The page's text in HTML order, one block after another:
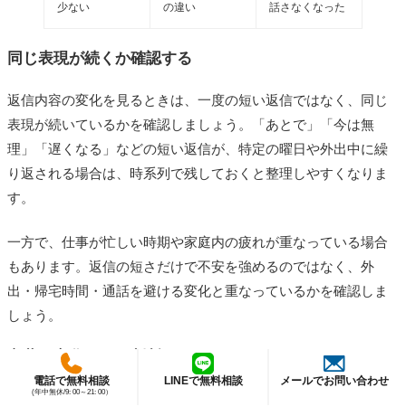
少ない
の違い
話さなくなった
同じ表現が続くか確認する
返信内容の変化を見るときは、一度の短い返信ではなく、同じ
表現が続いているかを確認しましょう。「あとで」「今は無
理」「遅くなる」などの短い返信が、特定の曜日や外出中に繰
り返される場合は、時系列で残しておくと整理しやすくなりま
す。
一方で、仕事が忙しい時期や家庭内の疲れが重なっている場合
もあります。返信の短さだけで不安を強めるのではなく、外
出・帰宅時間・通話を避ける変化と重なっているかを確認しま
しょう。
言葉の変化だけで判断しない
返信内容の変化は、あくまで確認ポイントの一つです。言葉が
電話で無料相談
(年中無休/9: 00～21: 00）
LINEで無料相談 メールでお問い合わせ